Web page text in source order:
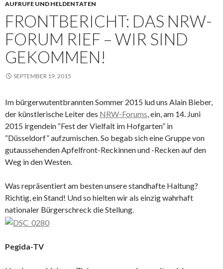
AUFRUFE UND HELDENTATEN
FRONTBERICHT: DAS NRW-
FORUM RIEF – WIR SIND
GEKOMMEN!
SEPTEMBER 19, 2015
Im bürgerwutentbrannten Sommer 2015 lud uns Alain Bieber,
der künstlerische Leiter des NRW-Forums, ein, am 14. Juni
2015 irgendein “Fest der Vielfalt im Hofgarten” in
“Düsseldorf” aufzumischen. So begab sich eine Gruppe von
gutaussehenden Apfelfront-Reckinnen und -Recken auf den
Weg in den Westen.
Was repräsentiert am besten unsere standhafte Haltung?
Richtig, ein Stand! Und so hielten wir als einzig wahrhaft
nationaler Bürgerschreck die Stellung.
Pegida-TV